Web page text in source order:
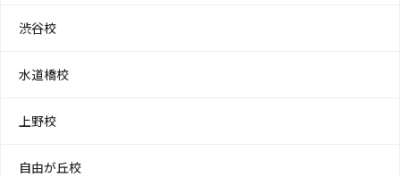
渋谷校
水道橋校
上野校
自由が丘校